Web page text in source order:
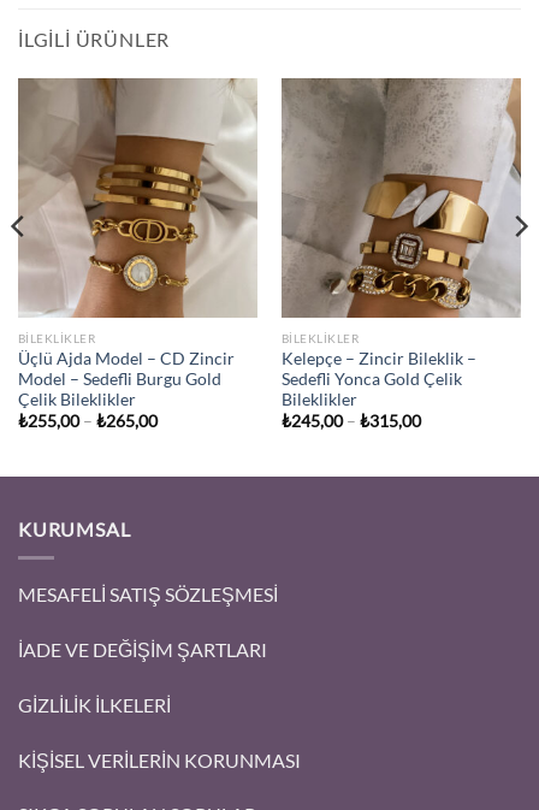
İLGILI ÜRÜNLER
BİLEKLİKLER
Üçlü Ajda Model – CD Zincir
Model – Sedefli Burgu Gold
Çelik Bileklikler
₺255,00 – ₺265,00Fiyat
₺265,00
BİLEKLİKLER
Kelepçe – Zincir Bileklik –
Sedefli Yonca Gold Çelik
Bileklikler
₺245,00 – ₺315,00Fiyat
₺315,00
KURUMSAL
MESAFELİ SATIŞ SÖZLEŞMESİ
İADE VE DEĞİŞİM ŞARTLARI
GİZLİLİK İLKELERİ
KİŞİSEL VERİLERİN KORUNMASI